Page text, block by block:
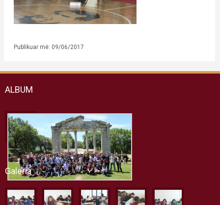
Publikuar më: 09/06/2017
ALBUM
Galeria